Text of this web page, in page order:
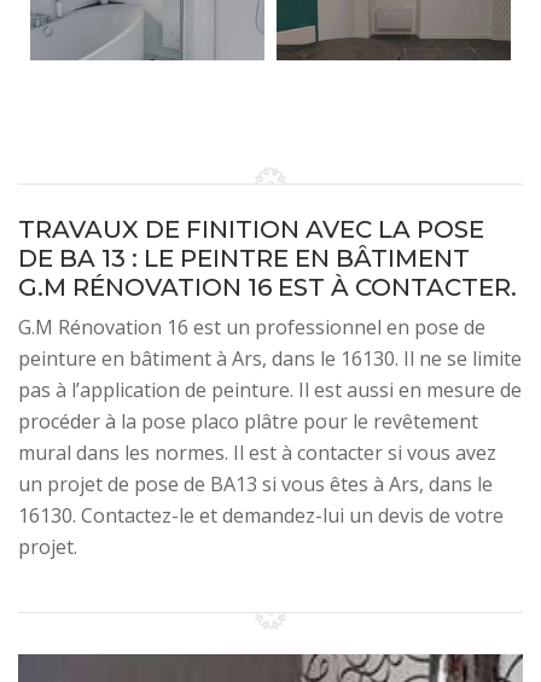
TRAVAUX DE FINITION AVEC LA POSE
DE BA 13 : LE PEINTRE EN BÂTIMENT
G.M RÉNOVATION 16 EST À CONTACTER.
G.M Rénovation 16 est un professionnel en pose de
peinture en bâtiment à Ars, dans le 16130. Il ne se limite
pas à l’application de peinture. Il est aussi en mesure de
procéder à la pose placo plâtre pour le revêtement
mural dans les normes. Il est à contacter si vous avez
un projet de pose de BA13 si vous êtes à Ars, dans le
16130. Contactez-le et demandez-lui un devis de votre
projet.